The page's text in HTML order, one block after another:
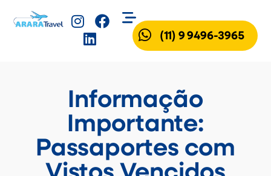
(11) 9 9496-3965
Informação
Importante:
Passaportes com